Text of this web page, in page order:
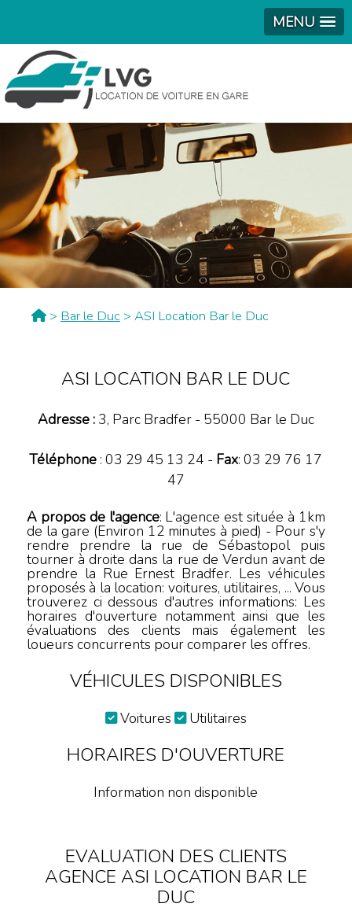
MENU
> Bar le Duc> ASI Location Bar le Duc
ASI LOCATION BAR LE DUC
Adresse : 3, Parc Bradfer- 55000 Bar le Duc
Téléphone :03 29 45 13 24 - Fax: 03 29 76 17
47
A propos de l'agence: L'agence est située à 1km
de la gare (Environ 12 minutes à pied) - Pour s'y
rendre prendre la rue de Sébastopol puis
tourner à droite dans la rue de Verdun avant de
prendre la Rue Ernest Bradfer. Les véhicules
proposés à la location: voitures, utilitaires, ... Vous
trouverez ci dessous d'autres informations: Les
horaires d'ouverture notamment ainsi que les
évaluations des clients mais également les
loueurs concurrents pour comparer les offres.
VÉHICULES DISPONIBLES
Voitures Utilitaires
HORAIRES D'OUVERTURE
Information non disponible
EVALUATION DES CLIENTS
AGENCE ASI LOCATION BAR LE
DUC